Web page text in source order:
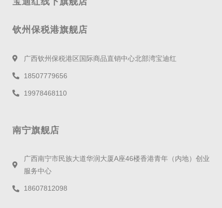
钦州保税港旗舰店
广西钦州保税港区国际商品直销中心北部湾宝迪红
18507779656
19978468110
南宁旗舰店
广西南宁市民族大道华润大厦A座46楼香港青年（内地）创业
服务中心
18607812098